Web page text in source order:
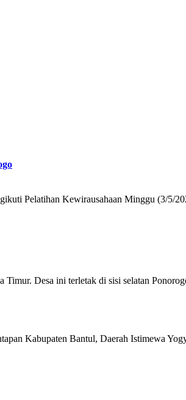
Pelatihan Kewirausahaan Minggu (3/5/
Timur. Desa ini terletak di sisi selatan
Kabupaten Bantul, Daerah Istimewa